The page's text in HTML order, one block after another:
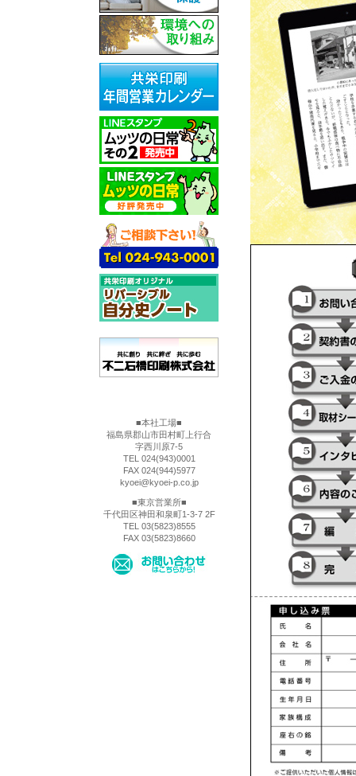
■本社工場■
福島県郡山市田村町上行合
字西川原7-5
TEL 024(943)0001
FAX 024(944)5977
kyoei@kyoei-p.co.jp
■東京営業所■
千代田区神田和泉町1-3-7 2F
TEL 03(5823)8555
FAX 03(5823)8660